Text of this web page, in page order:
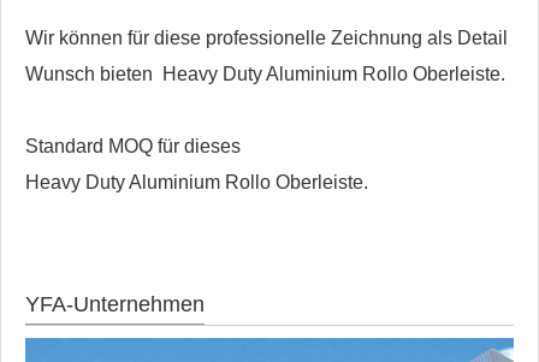
Wir können für diese professionelle Zeichnung als Detail
Wunsch bieten
Heavy Duty Aluminium Rollo Oberleiste.
Standard MOQ für dieses
Heavy Duty Aluminium Rollo Oberleiste.
YFA-Unternehmen